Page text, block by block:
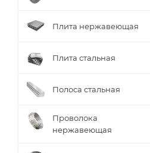
Плита нержавеющая
Плита стальная
Полоса стальная
Проволока
нержавеющая